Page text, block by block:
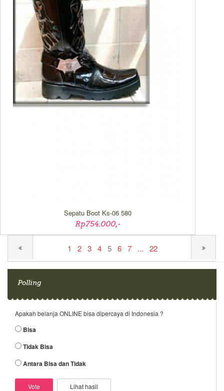
Sepatu Boot Ks-06 580
Rp754.000,-
1 2 3 4 5 6 7 ... 22
Polling
Apakah belanja ONLINE bisa dipercaya di Indonesia ?
Bisa
Tidak Bisa
Antara Bisa dan Tidak
Lihat hasil